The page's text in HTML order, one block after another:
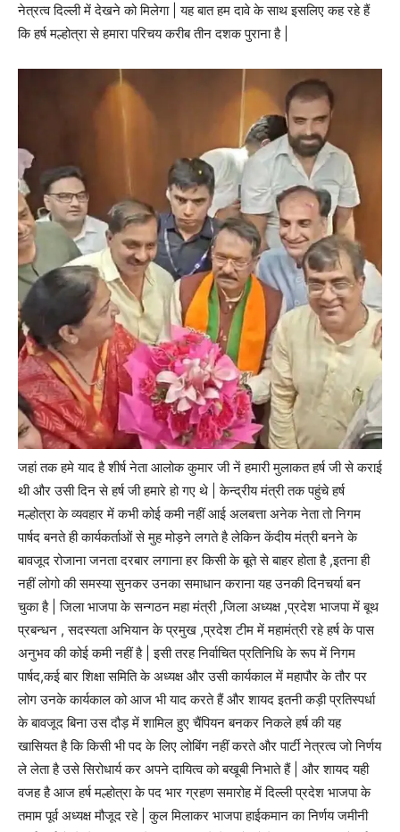
नेत्रत्व दिल्ली में देखने को मिलेगा | यह बात हम दावे के साथ इसलिए कह रहे हैं
कि हर्ष मल्होत्रा से हमारा परिचय करीब तीन दशक पुराना है |
जहां तक हमे याद है शीर्ष नेता आलोक कुमार जी नें हमारी मुलाकत हर्ष जी से कराई
थी और उसी दिन से हर्ष जी हमारे हो गए थे | केन्द्रीय मंत्री तक पहुंचे हर्ष
मल्होत्रा के व्यवहार में कभी कोई कमी नहीं आई अलबत्ता अनेक नेता तो निगम
पार्षद बनते ही कार्यकर्ताओं से मुह मोड़ने लगते है लेकिन केंदीय मंत्री बनने के
बावजूद रोजाना जनता दरबार लगाना हर किसी के बूते से बाहर होता है ,इतना ही
नहीं लोगो की समस्या सुनकर उनका समाधान कराना यह उनकी दिनचर्या बन
चुका है | जिला भाजपा के सन्गठन महा मंत्री ,जिला अध्यक्ष ,प्रदेश भाजपा में बूथ
प्रबन्धन , सदस्यता अभियान के प्रमुख ,प्रदेश टीम में महामंत्री रहे हर्ष के पास
अनुभव की कोई कमी नहीं है | इसी तरह निर्वाचित प्रतिनिधि के रूप में निगम
पार्षद,कई बार शिक्षा समिति के अध्यक्ष और उसी कार्यकाल में महापौर के तौर पर
लोग उनके कार्यकाल को आज भी याद करते हैं और शायद इतनी कड़ी प्रतिस्पर्धा
के बावजूद बिना उस दौड़ में शामिल हुए चैंपियन बनकर निकले हर्ष की यह
खासियत है कि किसी भी पद के लिए लोबिंग नहीं करते और पार्टी नेत्रत्व जो निर्णय
ले लेता है उसे सिरोधार्य कर अपने दायित्व को बखूबी निभाते हैं | और शायद यही
वजह है आज हर्ष मल्होत्रा के पद भार ग्रहण समारोह में दिल्ली प्रदेश भाजपा के
तमाम पूर्व अध्यक्ष मौजूद रहे | कुल मिलाकर भाजपा हाईकमान का निर्णय जमीनी